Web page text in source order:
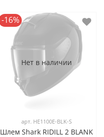
Нет в наличии
-16%
арт. HE1100E-BLK-S
Шлем Shark RIDILL 2 BLANK